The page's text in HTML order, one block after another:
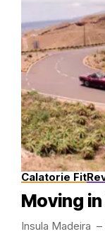
Calatorie Fit
Moving
Insula Madeira –